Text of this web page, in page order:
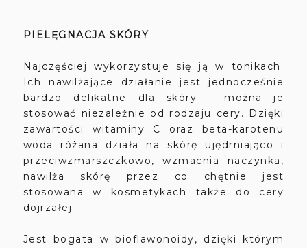
PIELĘGNACJA SKÓRY
Najczęściej wykorzystuje się ją w tonikach.
Ich nawilżające działanie jest jednocześnie
bardzo delikatne dla skóry - można je
stosować niezależnie od rodzaju cery. Dzięki
zawartości witaminy C oraz beta-karotenu
woda różana działa na skórę ujędrniająco i
przeciwzmarszczkowo, wzmacnia naczynka,
nawilża skórę przez co chętnie jest
stosowana w kosmetykach także do cery
dojrzałej.
Jest bogata w bioflawonoidy, dzięki którym